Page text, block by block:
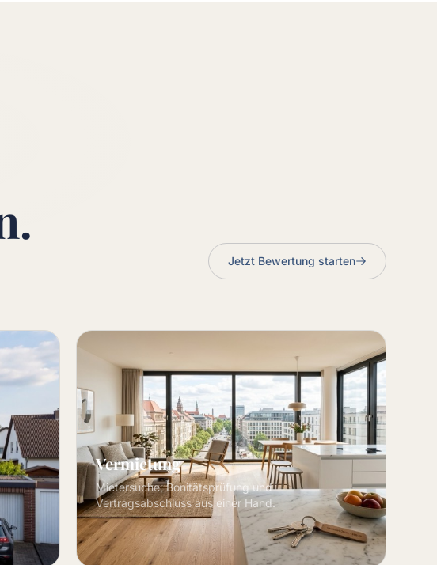
Jetzt Bewertung starten
Vermietung
Mietersuche, Bonitätsprüfung und
Vertragsabschluss aus einer Hand.